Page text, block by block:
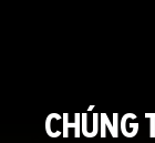
CHÚNG